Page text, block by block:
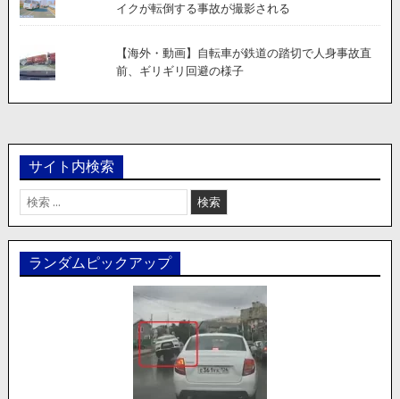
イクが転倒する事故が撮影される
【海外・動画】自転車が鉄道の踏切で人身事故直
前、ギリギリ回避の様子
サイト内検索
検
索:
ランダムピックアップ